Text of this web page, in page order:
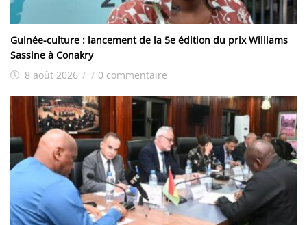
Guinée-culture : lancement de la 5e édition du prix Williams
Sassine à Conakry
8 août 2026 / / 0 commentaire